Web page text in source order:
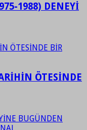
1988) DENEYİ
ÖTESİNDE